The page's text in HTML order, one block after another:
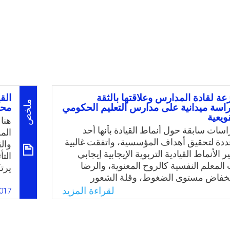
لقادة المدارس وعلاقتها بالثقة
ميدانية على مدارس التعليم الحكومي
سابقة حول أنماط القيادة بأنها أحد
لتحقيق أهداف المؤسسية، واتفقت غالبية
الأنماط القيادية التربوية الإيجابية إيجابي
النفسية كالروح المعنوية، والرضا
مستوى الضغوط، وقلة الشعور
كما ولها تأثير على المتغيرات التنظيمية
والالتزام الوظيفي، والولاء الوظيفي،
لقراءة المزيد
ملخص